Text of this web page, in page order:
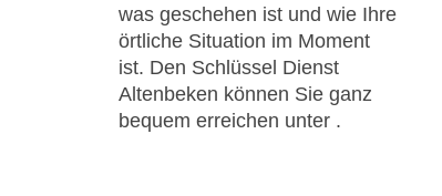
was geschehen ist und wie Ihre
örtliche Situation im Moment
ist. Den Schlüssel Dienst
Altenbeken können Sie ganz
bequem erreichen unter .